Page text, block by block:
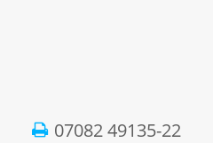
07082 49135-22